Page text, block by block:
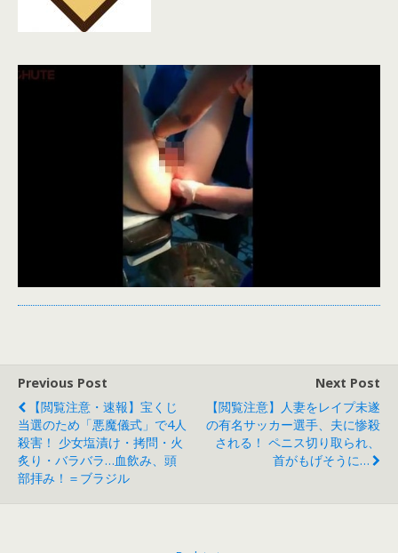
Previous Post
【閲覧注意・速報】宝くじ
当選のため「悪魔儀式」で4人
殺害！ 少女塩漬け・拷問・火
炙り・バラバラ…血飲み、頭
部拝み！＝ブラジル
Next Post
【閲覧注意】人妻をレイプ未遂
の有名サッカー選手、夫に惨殺
される！ ペニス切り取られ、
首がもげそうに…